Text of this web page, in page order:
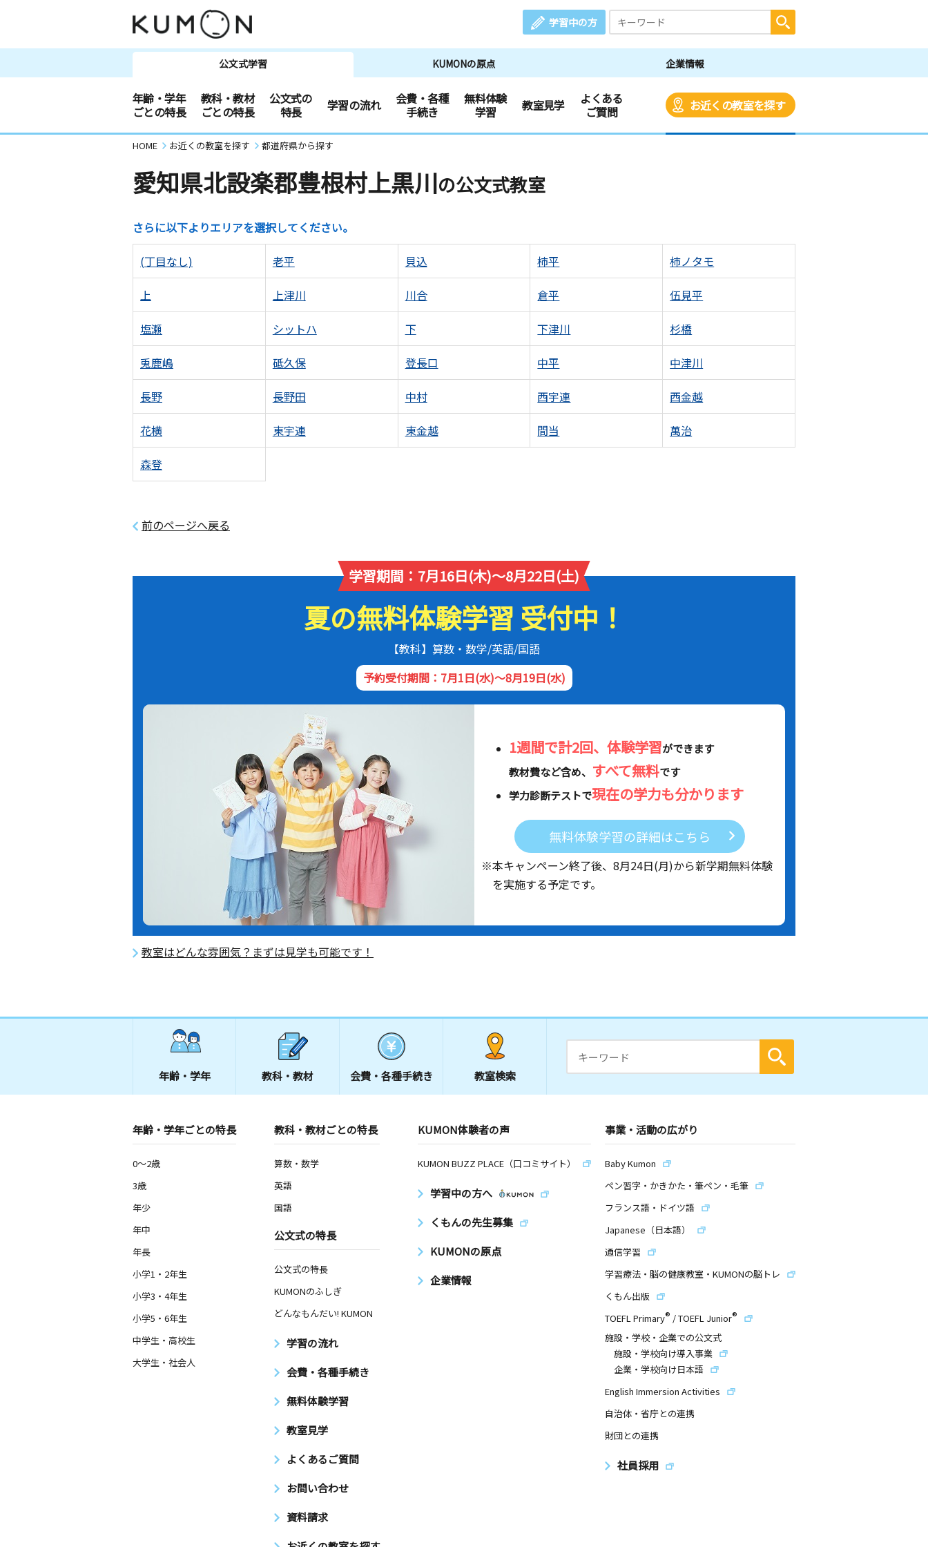
学習中の方
公文式学習 KUMONの原点 企業情報
年齢・学年
ごとの特長
教科・教材
ごとの特長
公文式の
特長
学習の流れ
会費・各種
手続き
無料体験
学習
教室見学
よくある
ご質問
お近くの教室を探す
HOME お近くの教室を探す 都道府県から探す
愛知県北設楽郡豊根村上黒川の公文式教室
さらに以下よりエリアを選択してください。
(丁目なし) 老平 貝込 柿平 柿ノタモ
上 上津川 川合 倉平 伍見平
塩瀬 シットハ 下 下津川 杉橋
兎鹿嶋 砥久保 登長口 中平 中津川
長野 長野田 中村 西宇連 西金越
花横 東宇連 東金越 間当 萬治
森登
前のページへ戻る
学習期間：7月16日(木)～8月22日(土)
夏の無料体験学習 受付中！
【教科】算数・数学/英語/国語
予約受付期間：7月1日(水)～8月19日(水)
1週間で計2回、体験学習ができます
教材費など含め、 すべて無料です
学力診断テストで現在の学力も分かります
無料体験学習の詳細はこちら
※本キャンペーン終了後、 8月24日(月)から新学期無料体験
を実施する予定です。
教室はどんな雰囲気？まずは見学も可能です！
年齢・学年 教科・教材 会費・ 各種手続き 教室検索
年齢・学年ごとの特長
0～2歳
3歳
年少
年中
年長
小学1・2年生
小学3・4年生
小学5・6年生
中学生・高校生
大学生・社会人
教科・教材ごとの特長
算数・数学
英語
国語
公文式の特長
公文式の特長
KUMONのふしぎ
どんなもんだい! KUMON
学習の流れ
会費・各種手続き
無料体験学習
教室見学
よくあるご質問
お問い合わせ
資料請求
KUMON体験者の声
KUMON BUZZ PLACE（口コミサイト）
学習中の方へ
くもんの先生募集
KUMONの原点
企業情報
事業・活動の広がり
Baby Kumon
ペン習字・かきかた・筆ペン・毛筆
フランス語・ドイツ語
Japanese（日本語）
通信学習
学習療法・脳の健康教室・KUMONの脳トレ
くもん出版
TOEFL Primary® /TOEFL Junior®
施設・学校・企業での公文式
施設・学校向け導入事業
企業・学校向け日本語
English Immersion Activities
自治体・省庁との連携
財団との連携
社員採用